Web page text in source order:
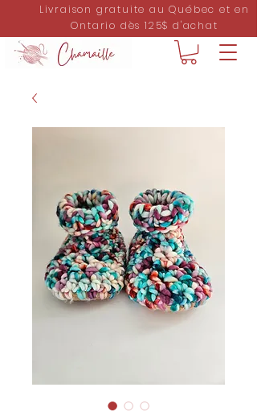
Livraison gratuite au Québec et en
Ontario dès 125$ d'achat